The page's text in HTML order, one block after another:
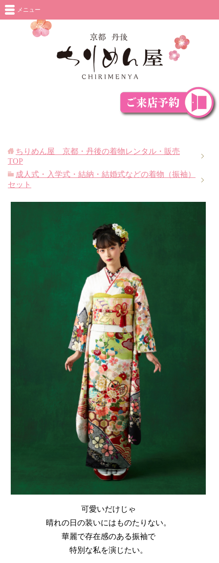
メニュー
ちりめん屋 京都・丹後の着物レンタル・販売
TOP
成人式・入学式・結納・結婚式などの着物（振袖）
セット
可愛いだけじゃ
晴れの日の装いにはものたりない。
華麗で存在感のある振袖で
特別な私を演じたい。